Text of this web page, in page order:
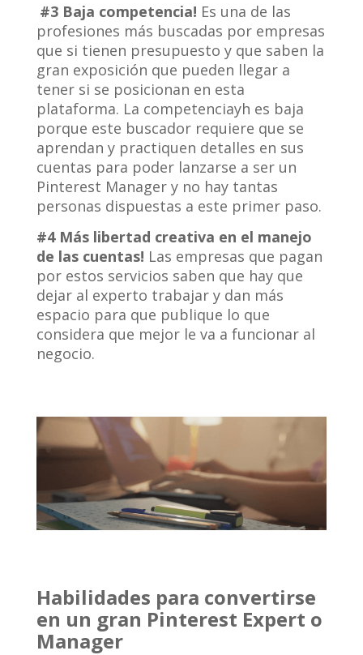
#3 Baja competencia! Es una de las
profesiones más buscadas por empresas
que si tienen presupuesto y que saben la
gran exposición que pueden llegar a
tener si se posicionan en esta
plataforma. La competenciayh es baja
porque este buscador requiere que se
aprendan y practiquen detalles en sus
cuentas para poder lanzarse a ser un
Pinterest Manager y no hay tantas
personas dispuestas a este primer paso.
#4 Más libertad creativa en el manejo
de las cuentas! Las empresas que pagan
por estos servicios saben que hay que
dejar al experto trabajar y dan más
espacio para que publique lo que
considera que mejor le va a funcionar al
negocio.
Habilidades para convertirse
en un gran Pinterest Expert o
Manager